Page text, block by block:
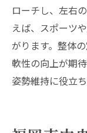
ローチし、左右
えば、スポーツ
がります。整体
軟性の向上が期
姿勢維持に役立ち